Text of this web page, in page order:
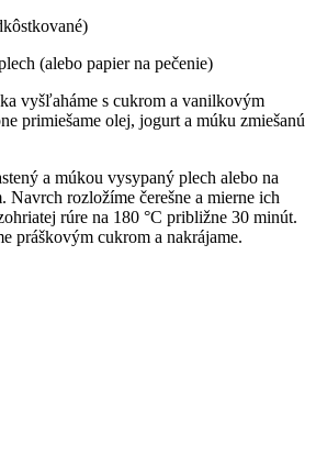
(alebo papier na pečenie)
vyšľaháme s cukrom a vanilkovým
primiešame olej, jogurt a múku zmiešanú
a múkou vysypaný plech alebo na
Navrch rozložíme čerešne a mierne ich
rúre na 180 °C približne 30 minút.
práškovým cukrom a nakrájame.